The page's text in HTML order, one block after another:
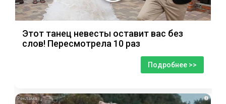
Этот танец невесты оставит вас без
слов! Пересмотрела 10 раз
Подробнее >>
i